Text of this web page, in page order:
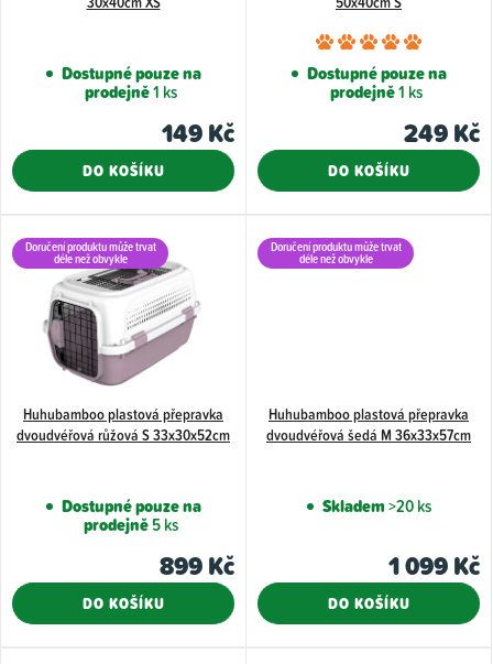
t
ů
Dostupné pouze na
prodejně1 ks
149 Kč
DO KOŠÍKU
je
5,0
Dostupné pouze na
prodejně1 ks
249 Kč
DO KOŠÍKU
Doručení produktu může trvat
déle než obvykle
Huhubamboo plastová přepravka
dvoudvéřová růžová S 33x30x52cm
Dostupné pouze na
prodejně5 ks
899 Kč
DO KOŠÍKU
Doručení produktu může trvat
déle než obvykle
Huhubamboo plastová přepravka
dvoudvéřová šedá M 36x33x57cm
Skladem>20 ks
1 099 Kč
DO KOŠÍKU